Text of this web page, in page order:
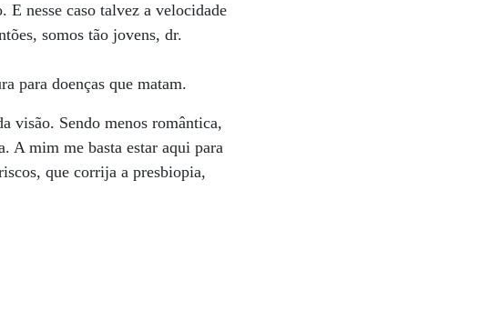
nesse caso talvez a velocidade
somos tão jovens, dr.
para doenças que matam.
visão. Sendo menos romântica,
A mim me basta estar aqui para
que corrija a presbiopia,